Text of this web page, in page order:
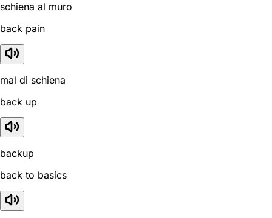
schiena al muro
back pain
mal di schiena
back up
backup
back to basics